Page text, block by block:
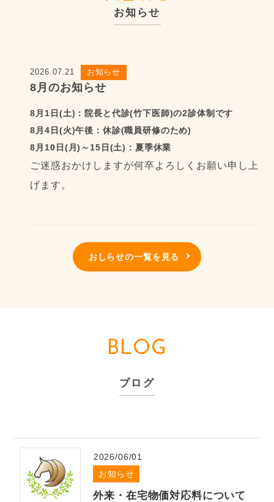
お知らせ
2026.07.21 お知らせ
8月のお知らせ
8月1日(土)： 院長と代診(竹下医師)の2診体制です
8月4日(火)午後： 休診(職員研修のため)
8月10日(月)～15日(土)： 夏季休業
ご迷惑おかけしますが何卒よろしくお願い申し上
げます。
お知らせ
マスクの着用について
当院には生後まもない乳児から高齢の方、基礎疾患を
お持ちの方まで様々な方が来院されることから、引き
感染対策にご理解とご協力を賜りますよう、何卒よろ
しくお願いいたします。
おしらせの一覧を見る
BLOG
ブログ
2026/06/01
お知らせ
外来・在宅物価対応料について